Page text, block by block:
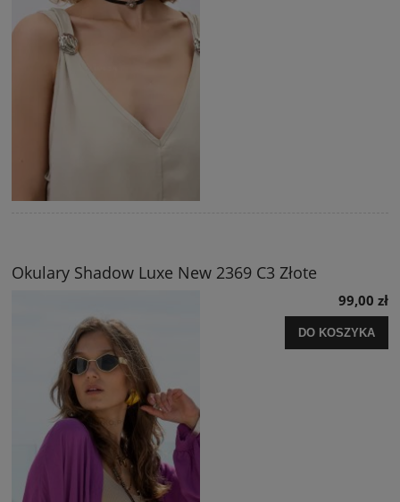
Okulary Shadow Luxe New 2369 C3 Złote
99,00 zł
DO KOSZYKA